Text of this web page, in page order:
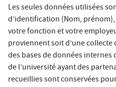
Les seules données utilisées
d’identification (Nom,
votre fonction et votre
proviennent soit d’une
des bases de données internes
de l’université ayant des
recueillies sont conservées